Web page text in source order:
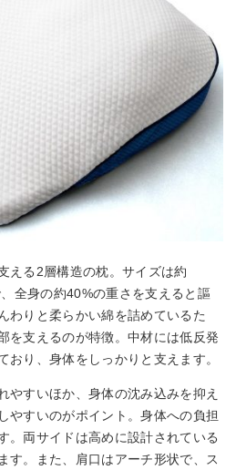
える2層構造の枕。サイズは約
全身の約40%の重さを支えると謳
わりと柔らかい綿を詰めているた
を支えるのが特徴。中材には低反発
おり、身体をしっかりと支えます。
やすいほか、身体の沈み込みを抑え
やすいのがポイント。身体への負担
。両サイドは高めに設計されている
す。また、肩口はアーチ形状で、ス